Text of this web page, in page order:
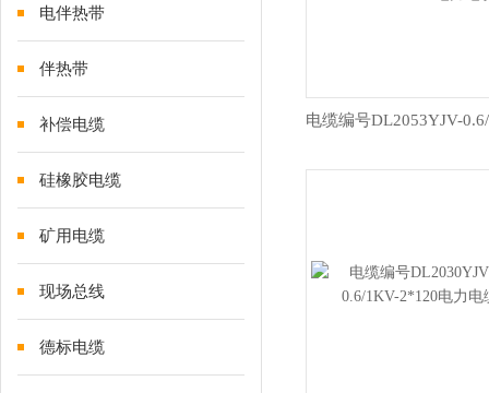
电伴热带
伴热带
补偿电缆
硅橡胶电缆
矿用电缆
现场总线
德标电缆